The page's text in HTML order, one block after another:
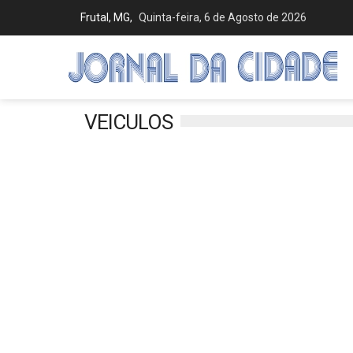
Frutal, MG, Quinta-feira, 6 de Agosto de 2026
VEICULOS